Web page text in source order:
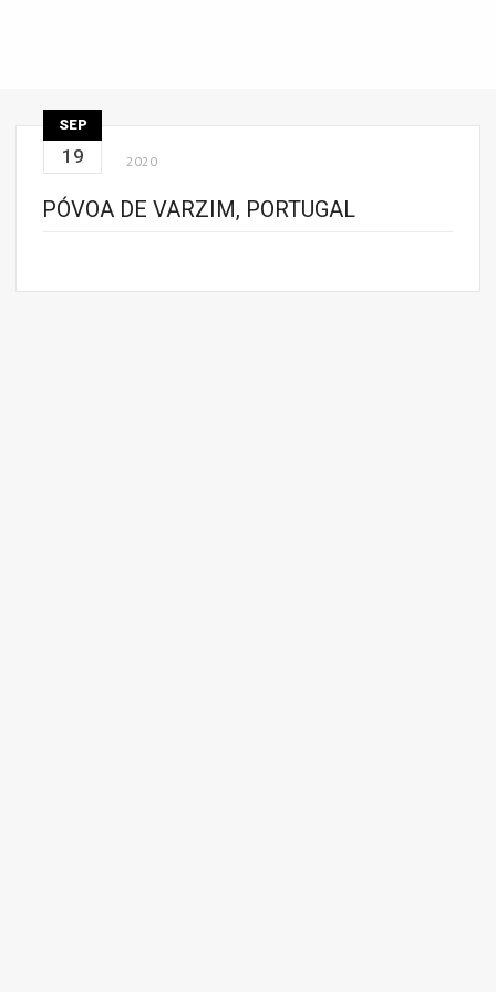
SEP
19 2020
PÓVOA DE VARZIM, PORTUGAL